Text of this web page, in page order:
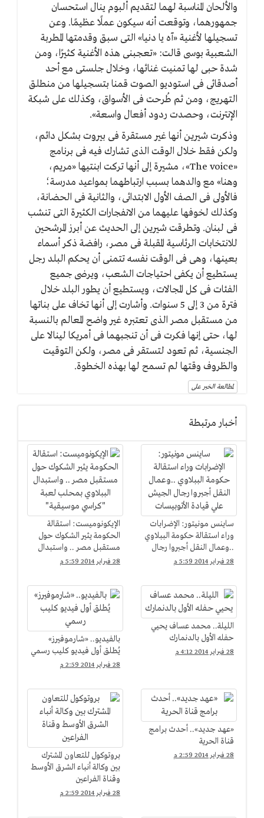
والألحان المناسبة لهما لتقديم ألبوم ينال استحسان
جمهورهما، وتوقعت أنه سيكون عملًا عظيمًا. وعن
تسجيلها لأغنية «آه يا دنيا» التى سبق وقدمتها المطربة
الشعبية بوسى قالت: «تعجبنى هذه الأغنية كثيرًا، ومن
شدة حبى لها تمنيت غنائها، وخلال جلستى مع أحد
أصدقائى فى استوديو الصوت قمنا بتسجيلها من منطلق
التهريج، ومن ثم طُرحت فى الأسواق، وكذلك على شبكة
الإنترنت، وحصدت ردود أفعال واسعة».
وذكرت شيرين أنها غير مستقرة فى بيروت بشكل دائم،
ولكن فقط خلال الوقت الذى تشارك فيه فى برنامج
«The voice»، مشيرة إلى أنها تركت ابنتيها «مريم،
وهنا» مع والدهما بسبب ارتباطهما بمواعيد مدرسة؛
فالأولى فى الصف الأول الابتدائى، والثانية فى الحضانة،
وكذلك لخوفها عليهما من الانفجارات الكثيرة التى تنشب
فى لبنان. وتطرقت شيرين إلى الحديث عن أبرز المرشحين
للانتخابات الرئاسية المقبلة فى مصر، رافضة ذكر أسماء
بعينها، وهى فى الوقت نفسه تتمنى أن يحكم البلد رجل
يستطيع أن يكفى احتياجات الشعب، ويرضى جميع
الفئات فى كل المجالات، ويستطيع أن يطور البلد خلال
فترة من 3 إلى 5 سنوات. وأشارت إلى أنها تخاف على بناتها
من مستقبل مصر الذى تعتبره غير واضح المعالم بالنسبة
لها، حتى إنها فكرت فى أن تنجبهما فى أمريكا لينالا على
الجنسية، ثم تعود لتستقر فى مصر، ولكن التوقيت
والظروف وقتها لم تسمح لها بهذه الخطوة.
لمطالعة الخبر على
أخبار مرتبطة
ساينس مونيتور: الإضرابات
وراء استقالة حكومة الببلاوي
..وعمال النقل أجبروا رجال
الجيش علي قيادة
28 فبراير 2014 5:59 م
الإيكونوميست: استقالة
الحكومة يثير الشكوك حول
مستقبل مصر .. واستبدال
الببلاوي بمحلب لعبة
28 فبراير 2014 5:59 م
الليلة.. محمد عساف يحيي
حفله الأول بالدنمارك
28 فبراير 2014 4:12 م
بالفيديو.. «شارموفيرز»
يُطلق أول فيديو كليب رسمي
28 فبراير 2014 2:59 م
«عهد جديد».. أحدث برامج
قناة الحرية
28 فبراير 2014 2:59 م
بروتوكول للتعاون المشترك
بين وكالة أنباء الشرق الأوسط
وقناة الفراعين
28 فبراير 2014 2:59 م